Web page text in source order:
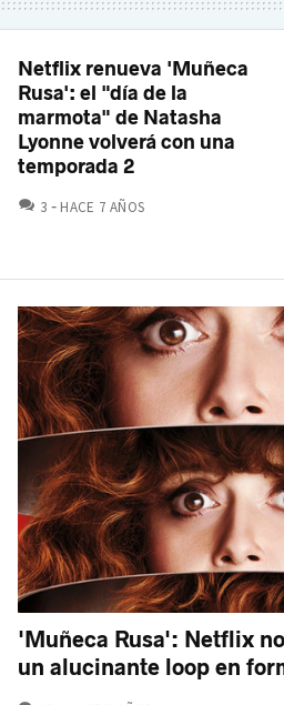
Netflix renueva 'Muñeca
Rusa': el "día de la
marmota" de Natasha
Lyonne volverá con una
temporada 2
3 COMENTARIOS
HACE 7 AÑOS
'Muñeca Rusa': Netflix
un alucinante loop en